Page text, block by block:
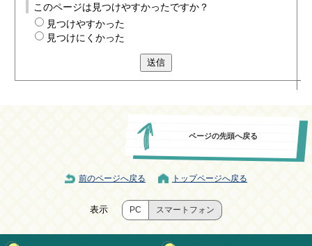
このページは見つけやすかったですか？
見つけやすかった
見つけにくかった
送信
ページの先頭へ戻る
前のページへ戻る トップページへ戻る
表示 PC スマートフォン